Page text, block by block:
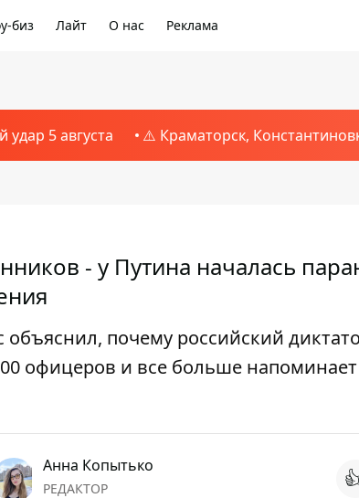
биз Лайт О нас Реклама
удар 5 августа ⚠️ Краматорск,
- у Путина началась
почему российский
офицеров и все больше напоминает
Анна Копытько
РЕДАКТОР